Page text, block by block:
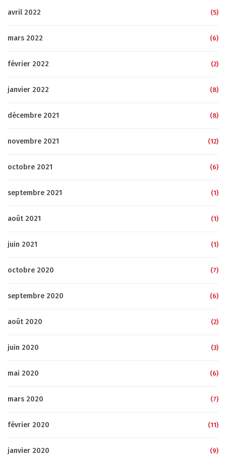
avril 2022 (5)
mars 2022 (6)
février 2022 (2)
janvier 2022 (8)
décembre 2021 (8)
novembre 2021 (12)
octobre 2021 (6)
septembre 2021 (1)
août 2021 (1)
juin 2021 (1)
octobre 2020 (7)
septembre 2020 (6)
août 2020 (2)
juin 2020 (3)
mai 2020 (6)
mars 2020 (7)
février 2020 (11)
janvier 2020 (9)